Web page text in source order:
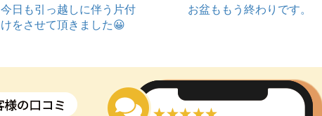
今日も引っ越しに伴う片付
けをさせて頂きました😀
お盆ももう終わりです。